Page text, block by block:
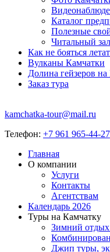
Каталог
Полезные
Читальный зал
Как не бояться
Вулканы Камчатки
Долина гейзеров
Заказ тура
kamchatka-tour@mail.ru
Телефон: +7 961 965-44-27
Главная
О компании
Услуги
Контакты
Агентствам
Календарь 2026
Туры на Камчатку
Зимний
Джип туры,